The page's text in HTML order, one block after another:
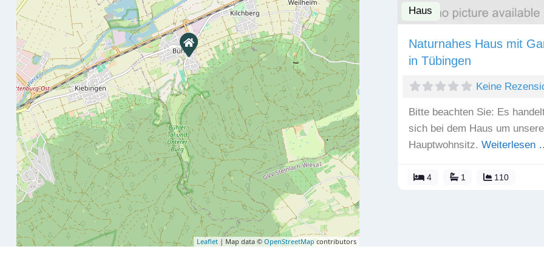
Leaflet| Map data © OpenStreetMap contributors
Haus
Naturnahes Haus mit
in Tübingen
Keine
Bitte beachten Sie: Es
sich bei dem Haus um
Hauptwohnsitz. Weiterlesen
4 1 110